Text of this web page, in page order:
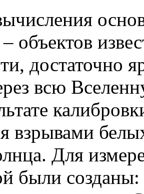
объектов
всю
взрывами
Для
были